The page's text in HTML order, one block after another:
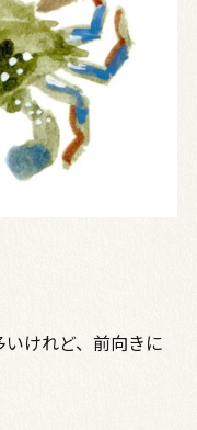
けれど、前向きに